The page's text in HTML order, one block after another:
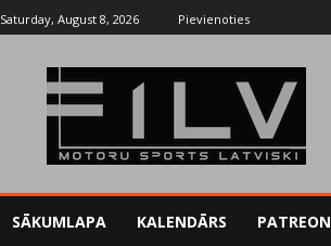
Saturday, August 8, 2026 Pievienoties
SĀKUMLAPA KALENDĀRS PATREON